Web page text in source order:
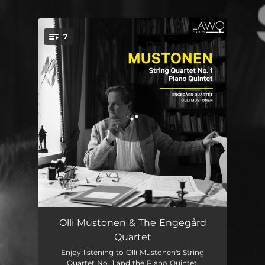
7
String Quartet No. 1: I. Impetuoso, con passione e molto rubato (quasi senza tempo) 06:04
Olli Mustonen & The Engegård
Quartet
Enjoy listening to Olli Mustonen's String
Quartet No. 1 and the Piano Quintet!